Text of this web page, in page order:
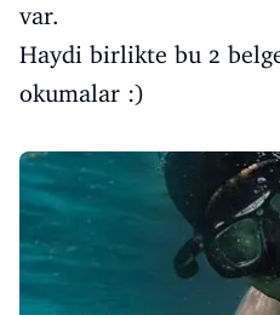
var.
Haydi birlikte bu 2
okumalar :)